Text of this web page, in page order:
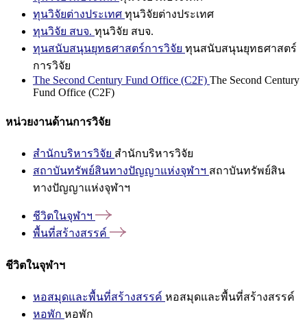
ทุนวิจัยต่างประเทศ ทุนวิจัยต่างประเทศ
ทุนวิจัย สบจ. ทุนวิจัย สบจ.
ทุนสนับสนุนยุทธศาสตร์การวิจัย ทุนสนับสนุนยุทธศาสตร์
การวิจัย
The Second Century Fund Office (C2F) The Second Century
Fund Office (C2F)
หน่วยงานด้านการวิจัย
สำนักบริหารวิจัย สำนักบริหารวิจัย
สถาบันทรัพย์สินทางปัญญาแห่งจุฬาฯ สถาบันทรัพย์สิน
ทางปัญญาแห่งจุฬาฯ
ชีวิตในจุฬาฯ
พื้นที่สร้างสรรค์
ชีวิตในจุฬาฯ
หอสมุดและพื้นที่สร้างสรรค์ หอสมุดและพื้นที่สร้างสรรค์
หอพัก หอพัก